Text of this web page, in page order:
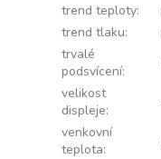
trend teploty:
trend tlaku:
trvalé
podsvícení:
velikost
displeje:
venkovní
teplota: